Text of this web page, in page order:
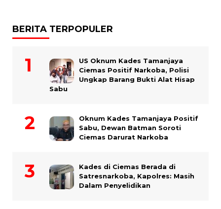
BERITA TERPOPULER
US Oknum Kades Tamanjaya
Ciemas Positif Narkoba, Polisi
Ungkap Barang Bukti Alat Hisap
Sabu
Oknum Kades Tamanjaya Positif
Sabu, Dewan Batman Soroti
Ciemas Darurat Narkoba
Kades di Ciemas Berada di
Satresnarkoba, Kapolres: Masih
Dalam Penyelidikan